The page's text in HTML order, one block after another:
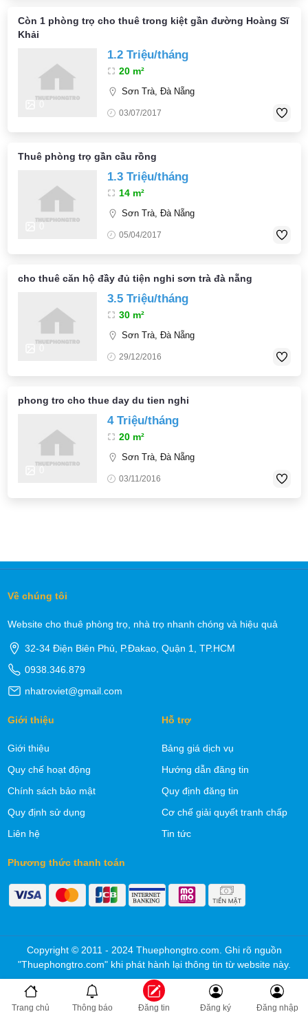
Còn 1 phòng trọ cho thuê trong kiệt gần đường Hoàng Sĩ
Khải
1.2 Triệu/tháng
20 m²
Sơn Trà, Đà Nẵng
03/07/2017
Thuê phòng trọ gần cầu rồng
1.3 Triệu/tháng
14 m²
Sơn Trà, Đà Nẵng
05/04/2017
cho thuê căn hộ đầy đủ tiện nghi sơn trà đà nẵng
3.5 Triệu/tháng
30 m²
Sơn Trà, Đà Nẵng
29/12/2016
phong tro cho thue day du tien nghi
4 Triệu/tháng
20 m²
Sơn Trà, Đà Nẵng
03/11/2016
Về chúng tôi
Website cho thuê phòng trọ, nhà trọ nhanh chóng và hiệu quả
32-34 Điện Biên Phủ, P.Đakao, Quận 1, TP.HCM
0938.346.879
nhatroviet@gmail.com
Giới thiệu
Giới thiệu
Quy chế hoạt động
Chính sách bảo mật
Quy định sử dụng
Liên hệ
Hỗ trợ
Bảng giá dịch vụ
Hướng dẫn đăng tin
Quy định đăng tin
Cơ chế giải quyết tranh chấp
Tin tức
Phương thức thanh toán
Copyright © 2011 - 2024 Thuephongtro.com. Ghi rõ nguồn
"Thuephongtro.com" khi phát hành lại thông tin từ website này.
Trang chủ Thông báo Đăng tin Đăng ký Đăng nhập